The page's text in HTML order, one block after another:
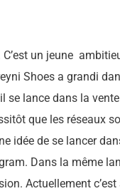
un jeune
Shoes a grandi
se lance dans la
que les réseaux
idée de se lancer
Dans la même
Actuellement